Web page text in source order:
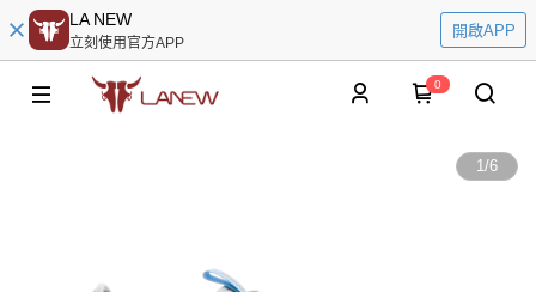
LA NEW
立刻使用官方APP
開啟APP
0
1/6